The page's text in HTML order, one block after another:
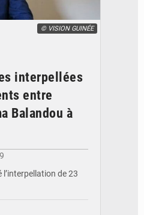
© VISION GUINÉE
interpellées
entre
Balandou à
de 23